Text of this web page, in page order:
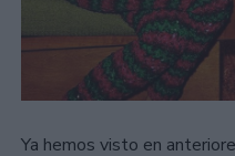
Ya hemos visto en